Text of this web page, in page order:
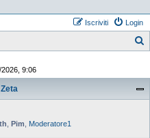
Login
Iscriviti
9:06
Pim
Moderatore1